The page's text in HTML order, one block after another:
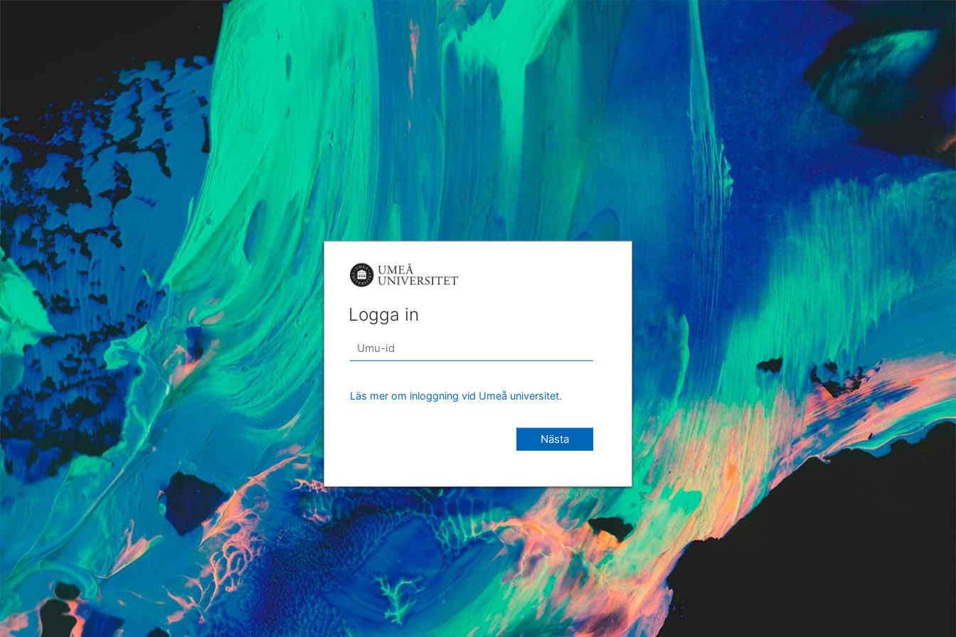
Logga in
Läs mer om inloggning vid Umeå universitet.
Nästa